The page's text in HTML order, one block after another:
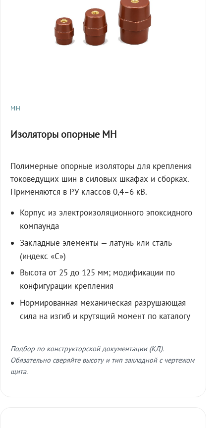
МН
Изоляторы опорные МН
Полимерные опорные изоляторы для крепления
токоведущих шин в силовых шкафах и сборках.
Применяются в РУ классов 0,4–6 кВ.
Корпус из электроизоляционного эпоксидного
компаунда
Закладные элементы — латунь или сталь
(индекс «С»)
Высота от 25 до 125 мм; модификации по
конфигурации крепления
Нормированная механическая разрушающая
сила на изгиб и крутящий момент по каталогу
Подбор по конструкторской документации (КД).
Обязательно сверяйте высоту и тип закладной с чертежом
щита.